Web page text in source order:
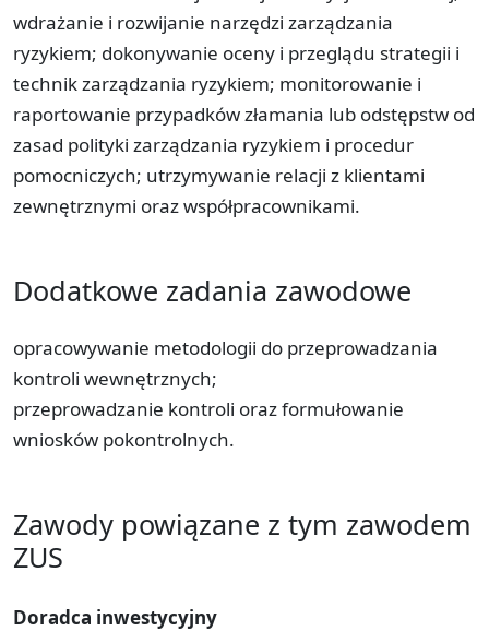
wdrażanie i rozwijanie narzędzi zarządzania
ryzykiem; dokonywanie oceny i przeglądu strategii i
technik zarządzania ryzykiem; monitorowanie i
raportowanie przypadków złamania lub odstępstw od
zasad polityki zarządzania ryzykiem i procedur
pomocniczych; utrzymywanie relacji z klientami
zewnętrznymi oraz współpracownikami.
Dodatkowe zadania zawodowe
opracowywanie metodologii do przeprowadzania
kontroli wewnętrznych;
przeprowadzanie kontroli oraz formułowanie
wniosków pokontrolnych.
Zawody powiązane z tym zawodem
ZUS
Doradca inwestycyjny